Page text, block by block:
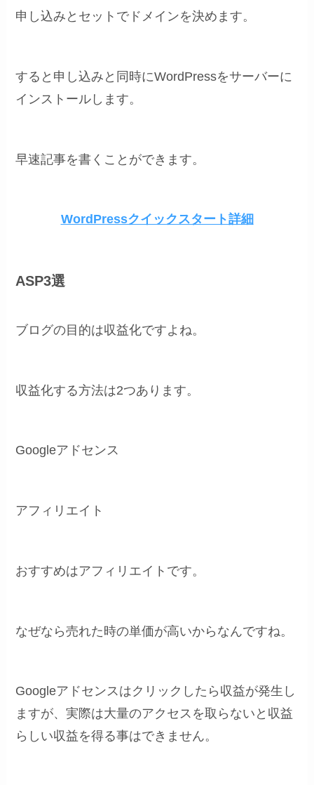
申し込みとセットでドメインを決めます。
すると申し込みと同時にWordPressをサーバーに
インストールします。
早速記事を書くことができます。
WordPressクイックスタート詳細
ASP3選
ブログの目的は収益化ですよね。
収益化する方法は2つあります。
Googleアドセンス
アフィリエイト
おすすめはアフィリエイトです。
なぜなら売れた時の単価が高いからなんですね。
Googleアドセンスはクリックしたら収益が発生し
ますが、実際は大量のアクセスを取らないと収益
らしい収益を得る事はできません。